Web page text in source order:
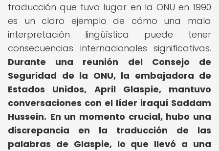
traducción que tuvo lugar en la ONU en 1990
es un claro ejemplo de cómo una mala
interpretación lingüística puede tener
consecuencias internacionales significativas.
Durante una reunión del Consejo de
Seguridad de la ONU, la embajadora de
Estados Unidos, April Glaspie, mantuvo
conversaciones con el líder iraquí Saddam
Hussein. En un momento crucial, hubo una
discrepancia en la traducción de las
palabras de Glaspie, lo que llevó a una